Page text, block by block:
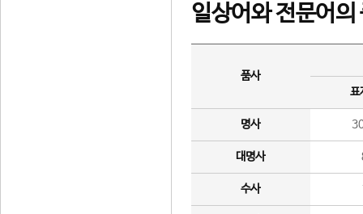
일상어와 전문어의
품사
표
명사
대명사
수사